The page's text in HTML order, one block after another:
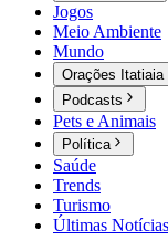
Jogos
Meio Ambiente
Mundo
Orações Itatiaia
Podcasts
Pets e Animais
Política
Saúde
Trends
Turismo
Últimas Notícias